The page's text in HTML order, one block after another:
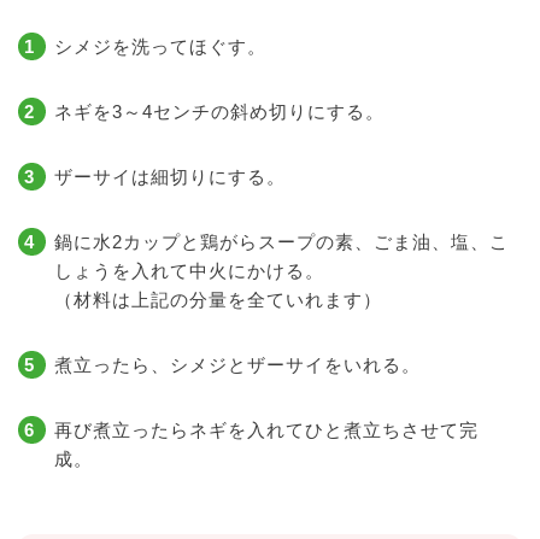
シメジを洗ってほぐす。
ネギを3～4センチの斜め切りにする。
ザーサイは細切りにする。
鍋に水2カップと鶏がらスープの素、ごま油、塩、こ
しょうを入れて中火にかける。
（材料は上記の分量を全ていれます）
煮立ったら、シメジとザーサイをいれる。
再び煮立ったらネギを入れてひと煮立ちさせて完
成。